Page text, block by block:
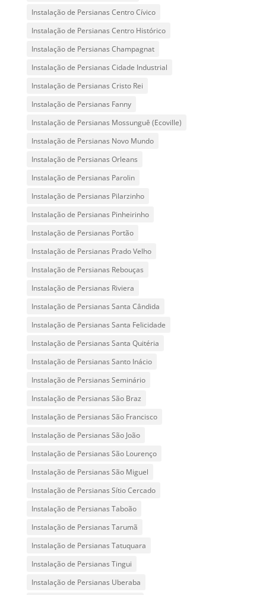
Instalação de Persianas Centro Cívico
Instalação de Persianas Centro Histórico
Instalação de Persianas Champagnat
Instalação de Persianas Cidade Industrial
Instalação de Persianas Cristo Rei
Instalação de Persianas Fanny
Instalação de Persianas Mossunguê (Ecoville)
Instalação de Persianas Novo Mundo
Instalação de Persianas Orleans
Instalação de Persianas Parolin
Instalação de Persianas Pilarzinho
Instalação de Persianas Pinheirinho
Instalação de Persianas Portão
Instalação de Persianas Prado Velho
Instalação de Persianas Rebouças
Instalação de Persianas Riviera
Instalação de Persianas Santa Cândida
Instalação de Persianas Santa Felicidade
Instalação de Persianas Santa Quitéria
Instalação de Persianas Santo Inácio
Instalação de Persianas Seminário
Instalação de Persianas São Braz
Instalação de Persianas São Francisco
Instalação de Persianas São João
Instalação de Persianas São Lourenço
Instalação de Persianas São Miguel
Instalação de Persianas Sítio Cercado
Instalação de Persianas Taboão
Instalação de Persianas Tarumã
Instalação de Persianas Tatuquara
Instalação de Persianas Tingui
Instalação de Persianas Uberaba